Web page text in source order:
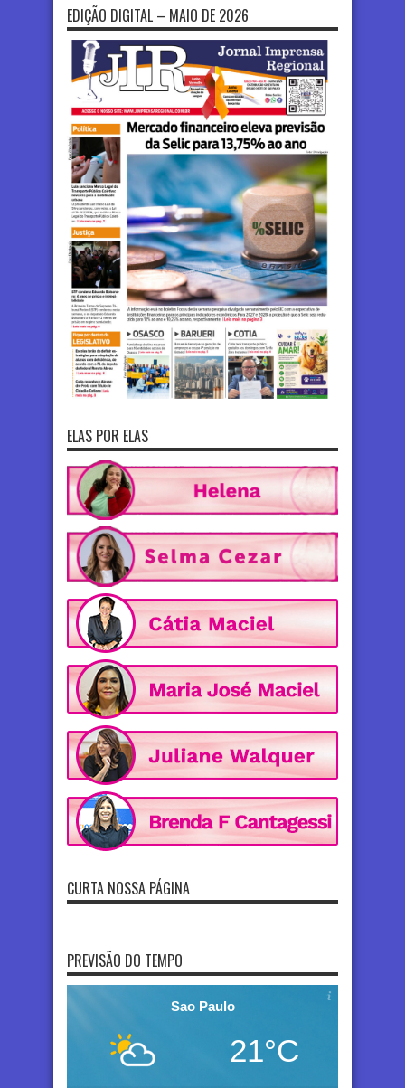
EDIÇÃO DIGITAL – MAIO DE 2026
ELAS POR ELAS
CURTA NOSSA PÁGINA
PREVISÃO DO TEMPO
Sao Paulo
21°C